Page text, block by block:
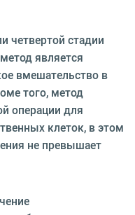
четвертой стадии
является
вмешательство в
того, метод
операции для
клеток, в этом
не превышает